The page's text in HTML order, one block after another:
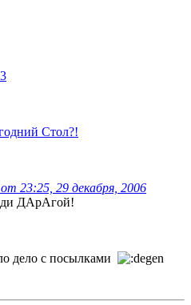
Стол?!
23:25, 29 декабря, 2006
ДАрАгой!
дело с посылками